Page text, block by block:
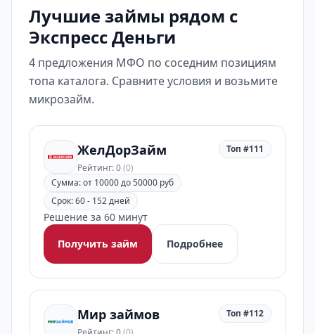
Лучшие займы рядом с
Экспресс Деньги
4 предложения МФО по соседним позициям
топа каталога. Сравните условия и возьмите
микрозайм.
ЖелДорЗайм
Рейтинг: 0(0)
Топ #111
Сумма: от 10000 до 50000 руб
Срок: 60 - 152 дней
Решение за 60 минут
Получить займ
Подробнее
Мир займов Топ #112